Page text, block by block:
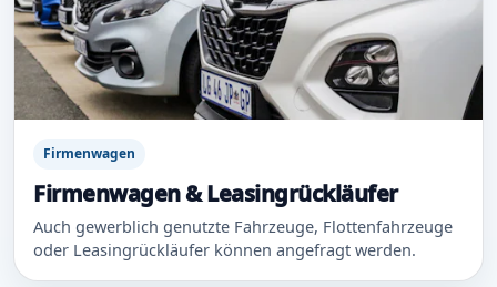
Firmenwagen
Firmenwagen & Leasingrückläufer
Auch gewerblich genutzte Fahrzeuge, Flottenfahrzeuge
oder Leasingrückläufer können angefragt werden.